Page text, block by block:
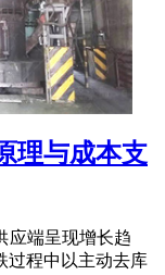
理与成本支
应端呈现增长趋
过程中以主动去库